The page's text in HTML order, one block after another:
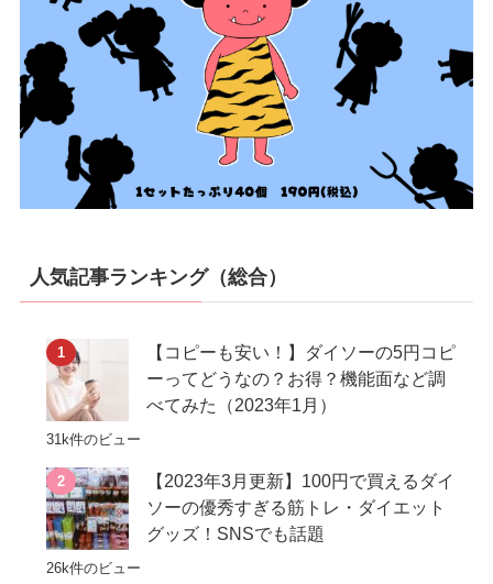
人気記事ランキング（総合）
【コピーも安い！】ダイソーの5円コピ
ーってどうなの？お得？機能面など調
べてみた（2023年1月）
31k件のビュー
【2023年3月更新】100円で買えるダイ
ソーの優秀すぎる筋トレ・ダイエット
グッズ！SNSでも話題
26k件のビュー